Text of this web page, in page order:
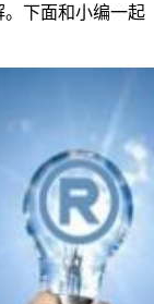
下面和小编一起